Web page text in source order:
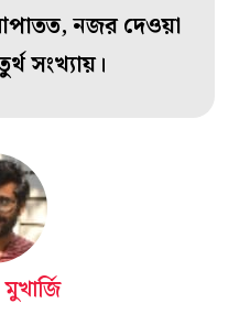
নজর দেওয়া
সংখ্যায়।